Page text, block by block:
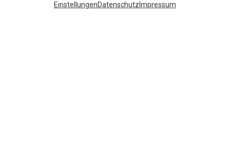
EinstellungenDatenschutz Impressum